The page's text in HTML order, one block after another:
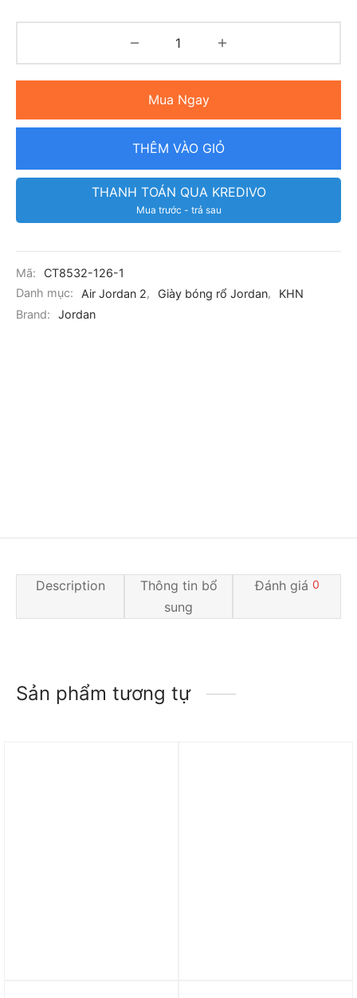
Mua Ngay
THÊM VÀO GIỎ
THANH TOÁN QUA KREDIVO
Mua trước - trả sau
Mã:
CT8532-126-1
Danh mục:
Air Jordan 2, Giày bóng rổ Jordan,
KHN
Brand:
Jordan
Description
Thông tin bổ
sung
Đánh giá 0
Sản phẩm tương tự